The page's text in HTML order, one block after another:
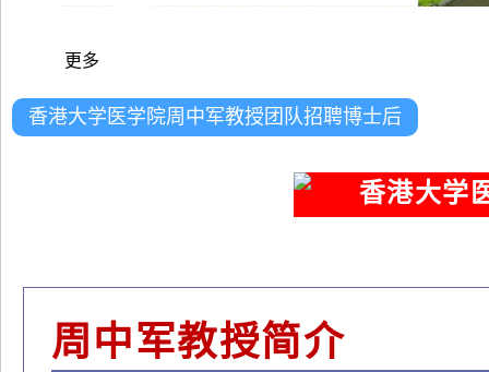
更多
香港大学医学院周中军教授团队招聘博士后
香港大学
周中军教授简介